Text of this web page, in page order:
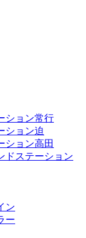
ション常行
ション迫
ション高田
ドステーション
ン
ー